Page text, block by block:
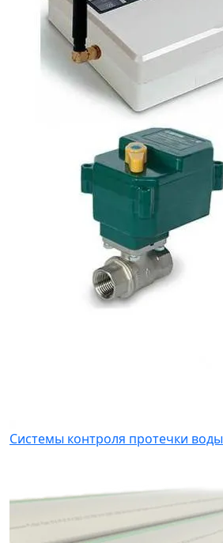
Системы контроля протечки воды